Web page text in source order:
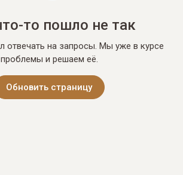
то пошло не так
отвечать на запросы. Мы уже в курсе
проблемы и решаем её.
Обновить страницу